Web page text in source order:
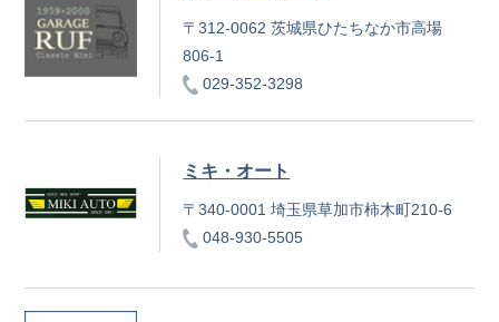
〒312-0062 茨城県ひたちなか市高場
806-1
029-352-3298
ミキ・オート
〒340-0001 埼玉県草加市柿木町210-6
048-930-5505